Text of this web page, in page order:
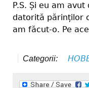
P.S. Și eu am avut
datorită părinților
am făcut-o. Pe
Categorii: